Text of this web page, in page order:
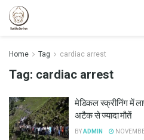
Home Tag cardiac arrest
Tag: cardiac arrest
मेडिकल स्क्रीनिंग में
अटैक से ज्यादा मौतें
BYADMIN